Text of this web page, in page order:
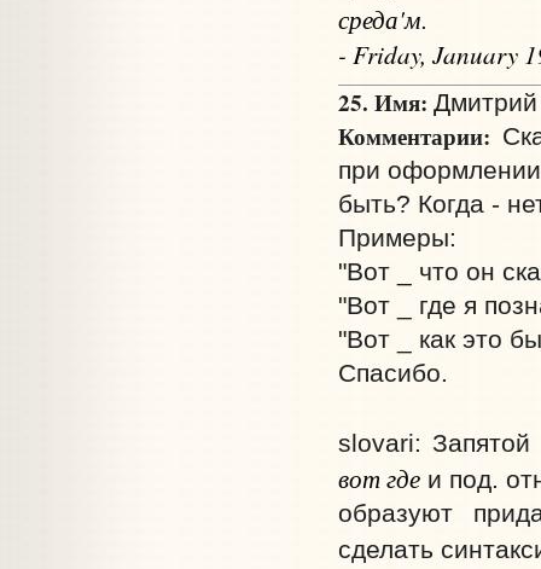
среда'м.
- Friday, January
25. Имя: Дмитрий
Комментарии:
при
быть? Когда -
Примеры:
"Вот _ что он
"Вот _ где я
"Вот _ как это
Спасибо.
slovari: Запятой
вот гдеи под.
образуют
сделать